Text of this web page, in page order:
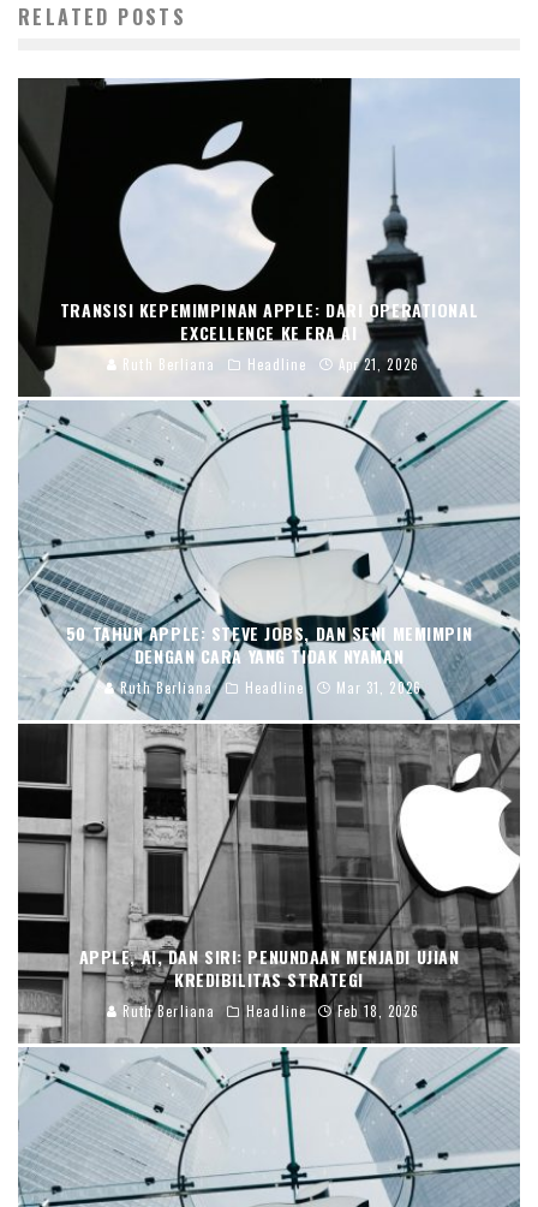
RELATED POSTS
TRANSISI KEPEMIMPINAN APPLE: DARI OPERATIONAL
EXCELLENCE KE ERA AI
Ruth Berliana Headline Apr 21, 2026
50 TAHUN APPLE: STEVE JOBS, DAN SENI MEMIMPIN
DENGAN CARA YANG TIDAK NYAMAN
Ruth Berliana Headline Mar 31, 2026
APPLE, AI, DAN SIRI: PENUNDAAN MENJADI UJIAN
KREDIBILITAS STRATEGI
Ruth Berliana Headline Feb 18, 2026